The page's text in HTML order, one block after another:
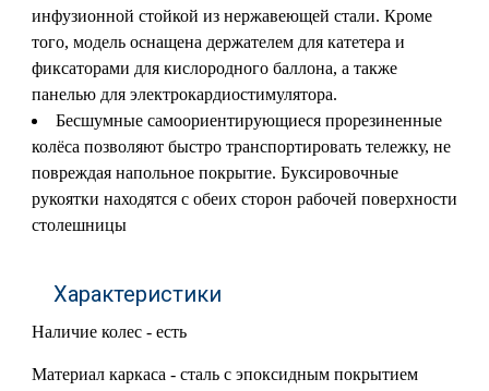
инфузионной стойкой из нержавеющей стали. Кроме
того, модель оснащена держателем для катетера и
фиксаторами для кислородного баллона, а также
панелью для электрокардиостимулятора.
Бесшумные самоориентирующиеся прорезиненные
колёса позволяют быстро транспортировать тележку, не
повреждая напольное покрытие. Буксировочные
рукоятки находятся с обеих сторон рабочей поверхности
столешницы
Характеристики
Наличие колес - есть
Материал каркаса - сталь с эпоксидным покрытием